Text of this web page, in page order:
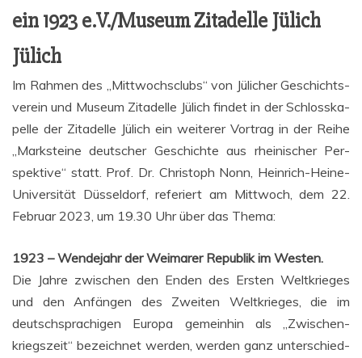
ein 1923 e.V./Museum Zita­del­le Jülich
Jülich
Im Rah­men des „Mitt­wochs­clubs“ von Jüli­cher Geschichts­
ver­ein und Muse­um Zita­del­le Jülich fin­det in der Schloss­ka­
pel­le der Zita­del­le Jülich ein wei­te­rer Vor­trag in der Rei­he
„Mark­stei­ne deut­scher Geschich­te aus rhei­ni­scher Per­
spek­ti­ve“ statt. Prof. Dr. Chris­toph Nonn, Hein­rich-Hei­ne-
Uni­ver­si­tät Düs­sel­dorf, refe­riert am Mitt­woch, dem 22.
Febru­ar 2023, um 19.30 Uhr über das Thema:
1923 – Wen­de­jahr der Wei­ma­rer Repu­blik im Westen.
Die Jah­re zwi­schen den Enden des Ers­ten Welt­krie­ges
und den Anfän­gen des Zwei­ten Welt­krie­ges, die im
deutsch­spra­chi­gen Euro­pa gemein­hin als „Zwi­schen­
kriegs­zeit“ bezeich­net wer­den, wer­den ganz unter­schied­